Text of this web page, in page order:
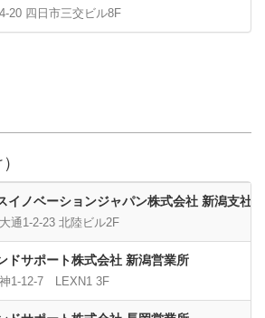
20 四日市三交ビル8F
イノベーションジャパン株式会社 新潟支社
通1-2-23 北陸ビル2F
ドサポート株式会社 新潟営業所
1-12-7 LEXN1 3F